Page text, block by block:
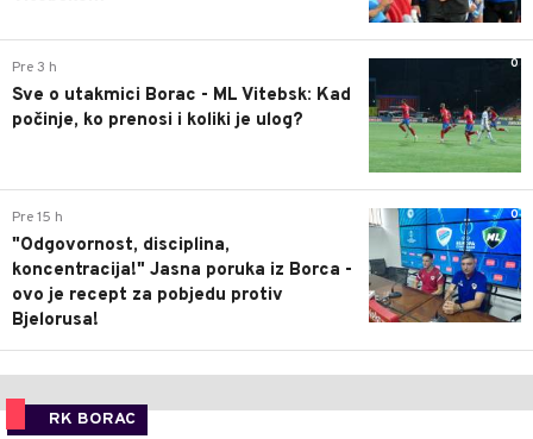
0
Pre 3 h
Sve o utakmici Borac - ML Vitebsk: Kad
počinje, ko prenosi i koliki je ulog?
0
Pre 15 h
"Odgovornost, disciplina,
koncentracija!" Jasna poruka iz Borca -
ovo je recept za pobjedu protiv
Bjelorusa!
RK BORAC